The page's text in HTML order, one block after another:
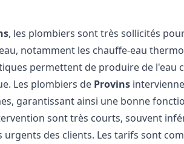
, les plombiers sont très sollicités
notamment les chauffe-eau
permettent de produire de l'eau
Les plombiers de Provins
garantissant ainsi une bonne
sont très courts, souvent
urgents des clients. Les tarifs sont